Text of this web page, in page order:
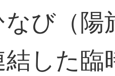
び（陽
結した